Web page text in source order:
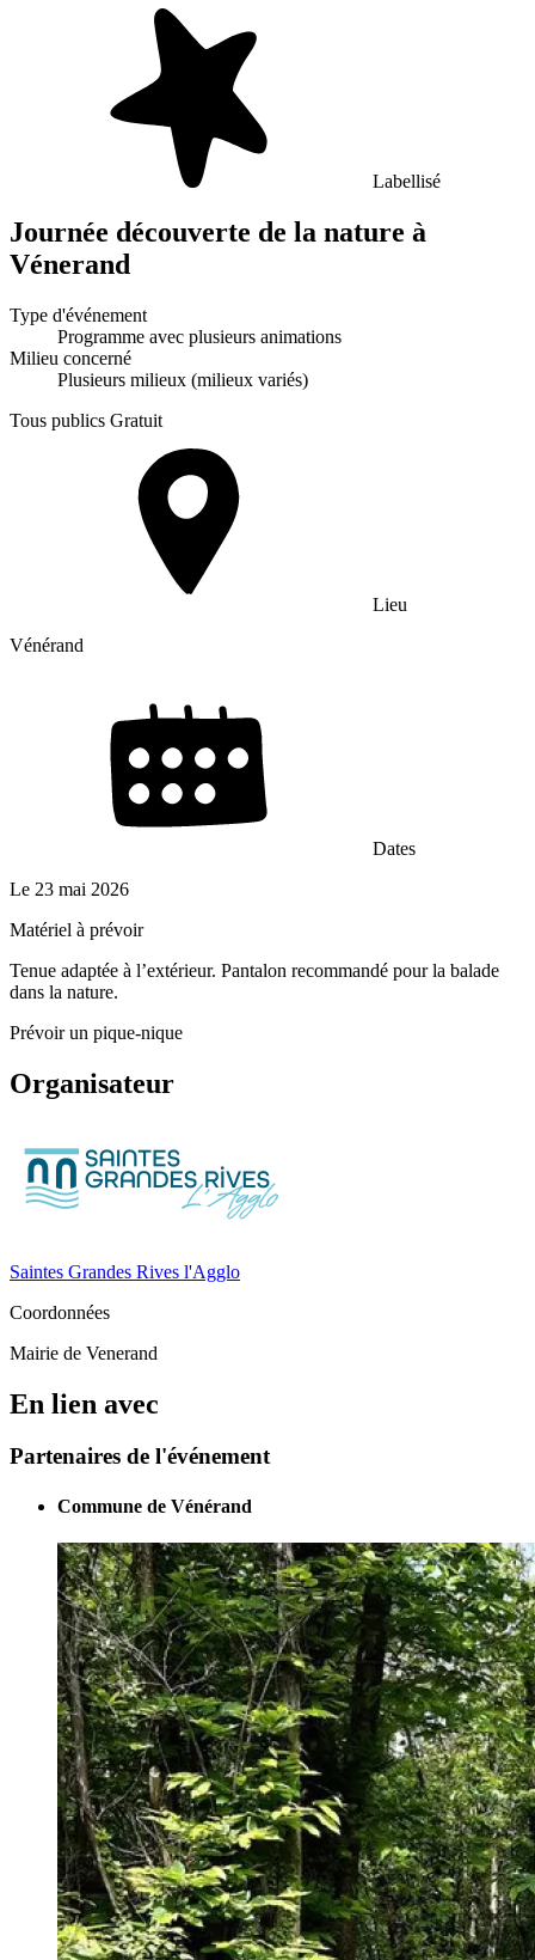
Labellisé
Journée découverte de la nature à
Vénerand
Type d'événement
Programme avec plusieurs animations
Milieu concerné
Plusieurs milieux (milieux variés)
Tous publics Gratuit
Lieu
Vénérand
Dates
Le 23 mai 2026
Matériel à prévoir
Tenue adaptée à l’extérieur. Pantalon recommandé pour la balade
dans la nature.
Prévoir un pique-nique
Organisateur
Saintes Grandes Rives l'Agglo
Coordonnées
Mairie de Venerand
En lien avec
Partenaires de l'événement
Commune de Vénérand